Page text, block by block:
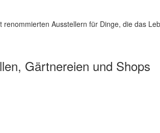
Ausstellern für Dinge, die das
Gärtnereien und Shops